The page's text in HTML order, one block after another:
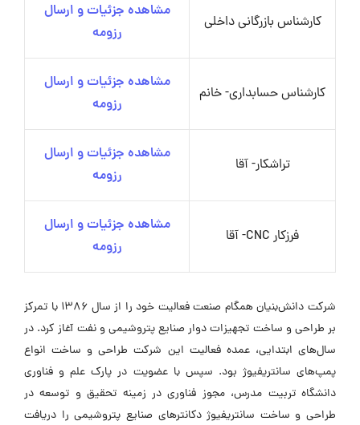
کارشناس بازرگانی داخلی
مشاهده جزئیات و ارسال
رزومه
کارشناس حسابداری- خانم
مشاهده جزئیات و ارسال
رزومه
تراشکار- آقا
مشاهده جزئیات و ارسال
رزومه
فرزکار CNC- آقا
مشاهده جزئیات و ارسال
رزومه
شرکت دانش‌بنیان همگام صنعت فعالیت خود را از سال ۱۳۸۶ با تمرکز
بر طراحی و ساخت تجهیزات دوار صنایع پتروشیمی و نفت آغاز کرد. در
سال‌های ابتدایی، عمده فعالیت این شرکت طراحی و ساخت انواع
پمپ‌های سانتریفیوژ بود. سپس با عضویت در پارک علم و فناوری
دانشگاه تربیت مدرس، مجوز فناوری در زمینه تحقیق و توسعه در
طراحی و ساخت سانتریفیوژ دکانترهای صنایع پتروشیمی را دریافت